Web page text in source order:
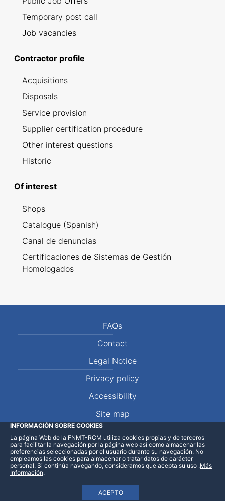
Temporary post call
Job vacancies
Contractor profile
Acquisitions
Disposals
Service provision
Supplier certification procedure
Other interest questions
Historic
Of interest
Shops
Catalogue (Spanish)
Canal de denuncias
Certificaciones de Sistemas de Gestión
Homologados
FAQs
Contact
Legal Notice
Privacy policy
Accessibility
Site map
LinkedInFacebookWhatsApp
INFORMACIÓN SOBRE COOKIES
La página Web de la FNMT-RCM utiliza cookies propias y de terceros
para facilitar la navegación por la página web así como almacenar las
preferencias seleccionadas por el usuario durante su navegación. No
empleamos las cookies para almacenar o tratar datos de carácter
personal. Si continúa navegando, consideramos que acepta su uso
ACEPTO
.Más
Información.